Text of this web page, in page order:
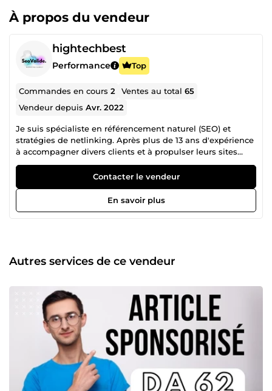
À propos du vendeur
hightechbest
Performance Top
Commandes en cours2 Ventes au total65
Vendeur depuisAvr. 2022
Je suis spécialiste en référencement naturel (SEO) et
stratégies de netlinking. Après plus de 13 ans d'expérience
à accompagner divers clients et à propulser leurs sites
web sur internet, j'ai décidé de mettre mon expertise au
service de la communauté ComeUp. Mon objectif est
simple : offrir à votre site la puissance SEO qu'il mérite,
sans vous faire dépenser des fortunes. 🔥 Pourquoi faire
confiance à seovalide ? Le meilleur rapport qualité/prix de
l'augmentation du Domain Authority (DA). Je maîtrise les
outils et les rouages pour booster la crédibilité de votre
techniques dangereuses. Toutes mes méthodes de
création de backlinks sont conçues pour être naturelles et
sans risque de pénalité. Résultats &amp; Fiabilité : Déjà
plusieurs commandes validées avec succès sur la
plateforme auprès de clients réguliers qui me font
confiance pour ma réactivité et mon professionnalisme.
Contacter le vendeur
En savoir plus
Autres services de ce vendeur